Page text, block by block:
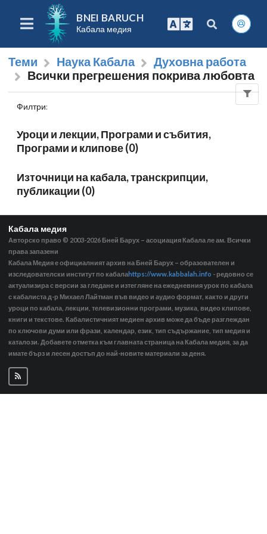
BNEI BARUCH
Кабала медия
Теми Наука Кабала
Духовна работа
Всички прегрешения покрива любовта
Филтри:
Уроци и лекции, Програми и събития,
Програми и клипове (0)
Източници на кабала, транскрипции,
публикации (0)
Кабала медия
Авторско право © 2003-2026 Бней Барух – асоциация Кабала ле ам. Всички
права запазени
Кабала Медия е официалният архив на Бней Барух – образователен и
изследователски институт по кабалаhttps://www.kabbalah.info - редовно се
актуализира с версии за гледане и изтегляне на ежедневния урок по кабала
с кабалиста д-р Михаел Лайтман във видео и аудио формат, както и други
уроци по кабала, лекции, телевизионни програми, музика, видео клипове,
книги и текстове. Кабалистичният медиен архив може да бъде разглеждан
по ключови думи или фрази, календар, език, тип съдържание, тип медия и
каталози. Добавете отметка към главната страница на Кабала медия, за да
имате бърз и лесен достъп до най-новите материали за деня.